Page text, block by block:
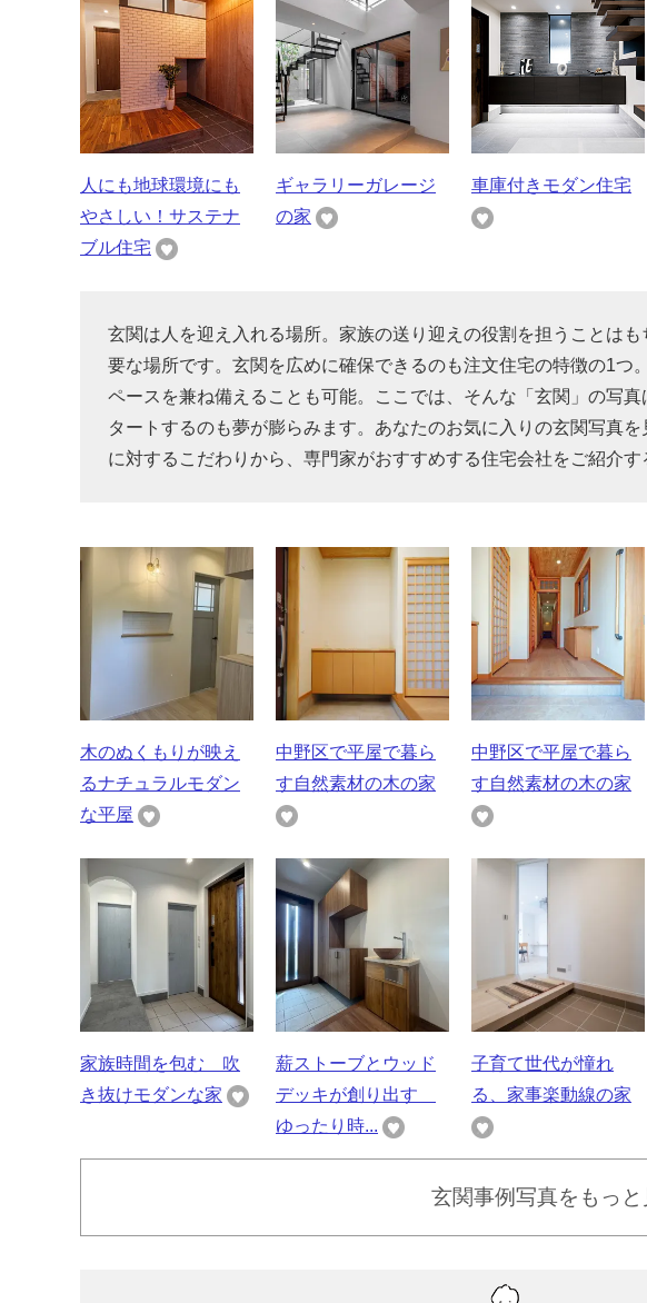
人にも地球環境にも
やさしい！サステナ
ブル住宅
ギャラリーガレージ
の家
車庫付きモダン住宅
玄関は人を迎え入れる場所。家族の送り迎えの役割を担うことは
要な場所です。玄関を広めに確保できるのも注文住宅の特徴の1つ
ペースを兼ね備えることも可能。ここでは、そんな「玄関」の写
タートするのも夢が膨らみます。あなたのお気に入りの玄関写真
に対するこだわりから、専門家がおすすめする住宅会社をご紹介す
木のぬくもりが映え
るナチュラルモダン
な平屋
中野区で平屋で暮ら
す自然素材の木の家
中野区で平屋で暮ら
す自然素材の木の家
家族時間を包む 吹
き抜けモダンな家
薪ストーブとウッド
デッキが創り出す
ゆったり時...
子育て世代が憧れ
る、家事楽動線の家
玄関事例写真をもっと